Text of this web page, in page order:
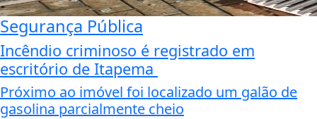
Segurança Pública
Incêndio criminoso é registrado em
escritório de Itapema
Próximo ao imóvel foi localizado um galão de
gasolina parcialmente cheio